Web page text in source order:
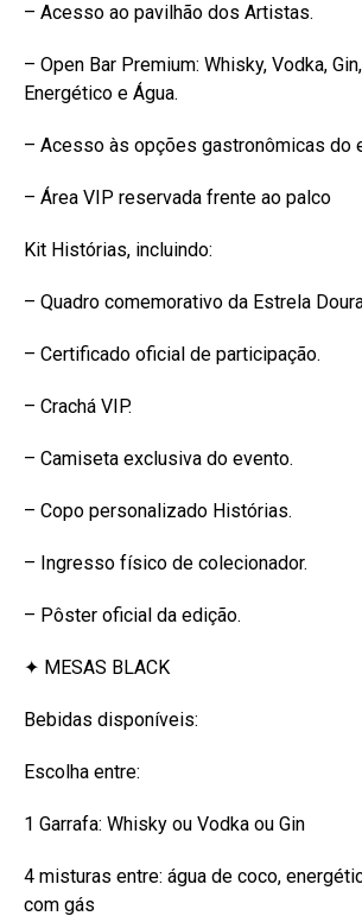
– Acesso ao pavilhão dos Artistas.
– Open Bar Premium: Whisky, Vodka,
Energético e Água.
– Acesso às opções gastronômicas do
– Área VIP reservada frente ao palco
Kit Histórias, incluindo:
– Quadro comemorativo da Estrela
– Certificado oficial de participação.
– Crachá VIP.
– Camiseta exclusiva do evento.
– Copo personalizado Histórias.
– Ingresso físico de colecionador.
– Pôster oficial da edição.
✦ MESAS BLACK
Bebidas disponíveis:
Escolha entre:
1 Garrafa: Whisky ou Vodka ou Gin
4 misturas entre: água de coco,
com gás